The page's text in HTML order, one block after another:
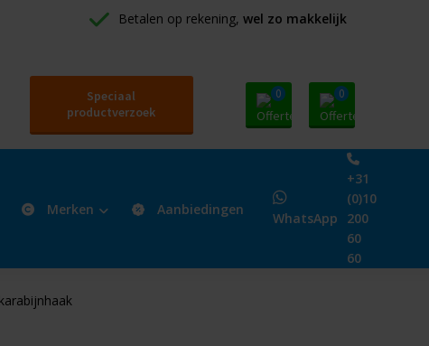
Betalen op rekening, wel zo makkelijk
Speciaal
productverzoek
0 0
Merken Aanbiedingen
WhatsApp
+31
(0)10
200
60
60